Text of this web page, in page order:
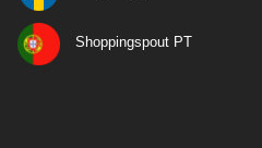
Shoppingspout PT